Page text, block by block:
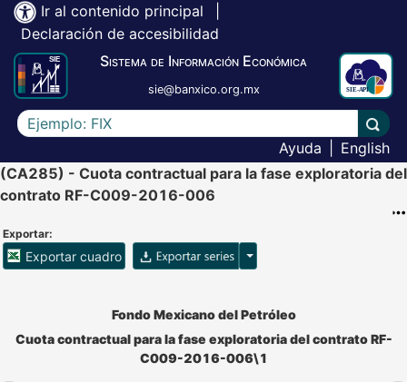
Ir al contenido principal
Declaración de accesibilidad
Sistema de Información Económica
sie@banxico.org.mx
Escriba el texto a buscar
Ayuda
English
(CA285) - Cuota contractual para la fase exploratoria del
contrato RF-C009-2016-006
Exportar:
Exportar cuadro Opciones para exportar
Accesibilidad de Cuadros Analíticos, al exportar el cuadro
Fondo Mexicano del Petróleo
Cuota contractual para la fase exploratoria del contrato RF-
C009-2016-006\1